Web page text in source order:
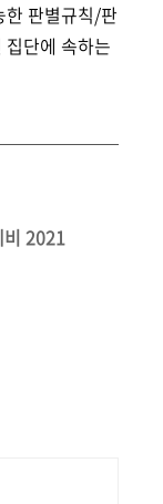
판별규칙/판
단에 속하는
비 2021